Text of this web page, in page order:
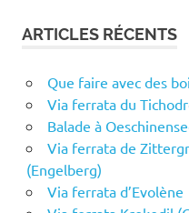
ARTICLES RÉCENTS
Que faire avec des
Via ferrata du
Balade à
Via ferrata de
(Engelberg)
Via ferrata d’Evolène